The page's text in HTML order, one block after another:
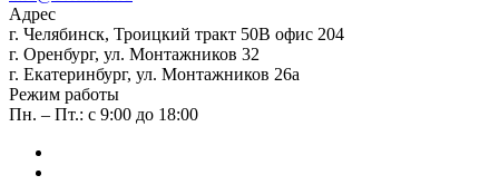
Адрес
г. Челябинск, Троицкий тракт 50В офис 204
г. Оренбург, ул. Монтажников 32
г. Екатеринбург, ул. Монтажников 26а
Режим работы
Пн. – Пт.: с 9:00 до 18:00